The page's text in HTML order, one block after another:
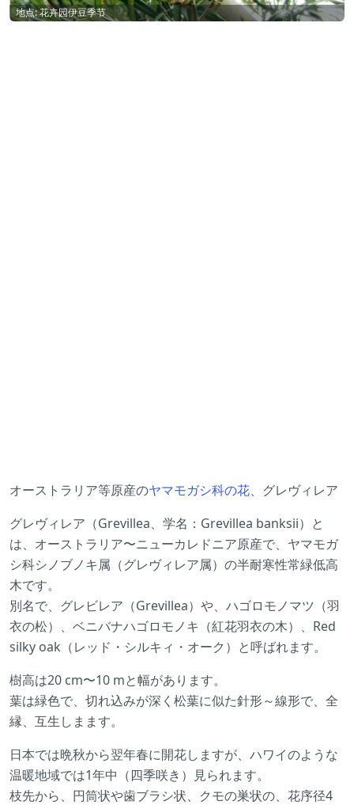
オーストラリア等原産のヤマモガシ科の花、グレヴィレア
グレヴィレア（Grevillea、学名：Grevillea banksii）と
は、オーストラリア〜ニューカレドニア原産で、ヤマモガ
シ科シノブノキ属（グレヴィレア属）の半耐寒性常緑低高
木です。
別名で、グレビレア（Grevillea）や、ハゴロモノマツ（羽
衣の松）、ベニバナハゴロモノキ（紅花羽衣の木）、Red
silky oak（レッド・シルキィ・オーク）と呼ばれます。
樹高は20 cm〜10 mと幅があります。
葉は緑色で、切れ込みが深く松葉に似た針形～線形で、全
縁、互生しまます。
日本では晩秋から翌年春に開花しますが、ハワイのような
温暖地域では1年中（四季咲き）見られます。
枝先から、円筒状や歯ブラシ状、クモの巣状の、花序径4
地点: 花卉园伊豆季节